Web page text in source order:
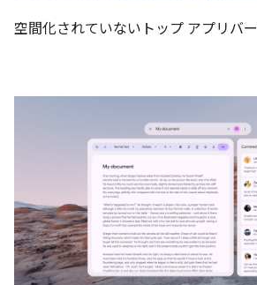
空間化されていないトップ アプリバー